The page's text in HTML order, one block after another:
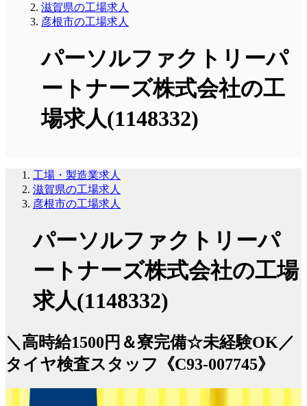
滋賀県の工場求人
彦根市の工場求人
パーソルファクトリーパ
ートナーズ株式会社の工
場求人(1148332)
工場・製造業求人
滋賀県の工場求人
彦根市の工場求人
パーソルファクトリーパ
ートナーズ株式会社の工場
求人(1148332)
＼高時給1500円＆寮完備☆未経験OK／
タイヤ検査スタッフ《C93-007745》